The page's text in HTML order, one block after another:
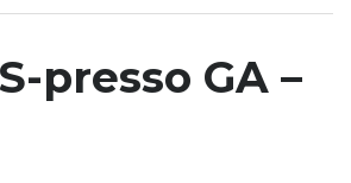
presso GA –